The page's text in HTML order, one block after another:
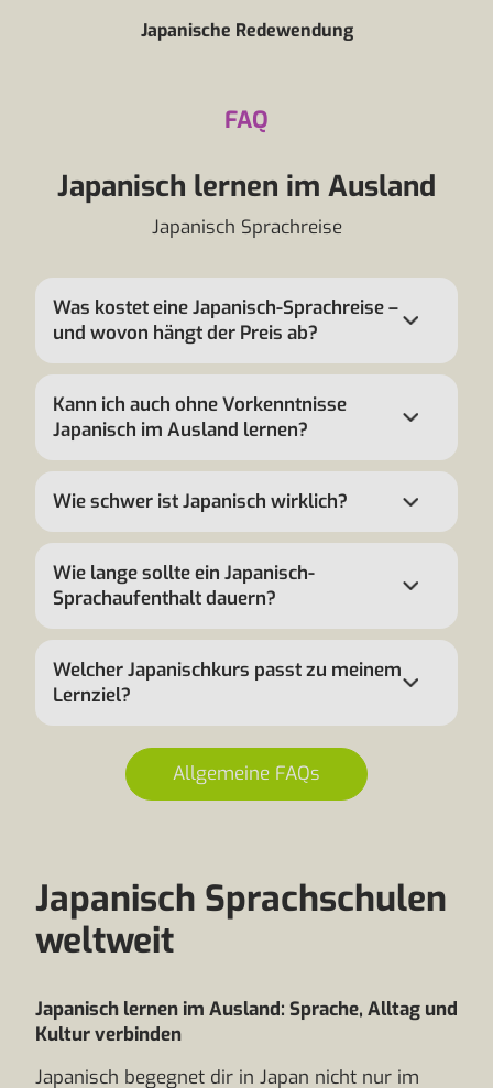
Japanische Redewendung
FAQ
Japanisch lernen im Ausland
Japanisch Sprachreise
Was kostet eine Japanisch-Sprachreise –
und wovon hängt der Preis ab?
Kann ich auch ohne Vorkenntnisse
Japanisch im Ausland lernen?
Wie schwer ist Japanisch wirklich?
Wie lange sollte ein Japanisch-
Sprachaufenthalt dauern?
Welcher Japanischkurs passt zu meinem
Lernziel?
Allgemeine FAQs
Japanisch Sprachschulen
weltweit
Japanisch lernen im Ausland: Sprache, Alltag und
Kultur verbinden
Japanisch begegnet dir in Japan nicht nur im